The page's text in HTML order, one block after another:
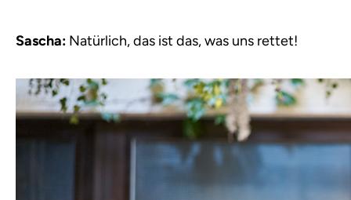
Sascha: Natürlich, das ist das, was uns rettet!